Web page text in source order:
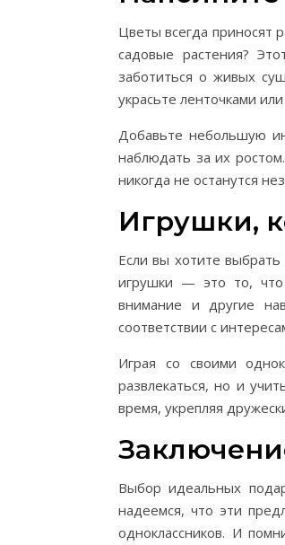
Цветы всегда приносят
садовые растения?
заботиться о живых
украсьте ленточками
Добавьте небольшую
наблюдать за их
никогда не останутся
Игрушки,
Если вы хотите
игрушки — это то, что
внимание и другие
соответствии с
Играя со своими
развлекаться, но и
время, укрепляя
Выбор идеальных
надеемся, что эти
одноклассников. И